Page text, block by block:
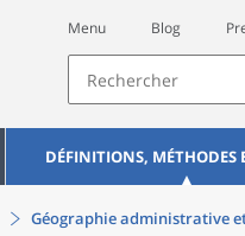
Menu Blog
DÉFINITIONS, MÉTHODES
Géographie administrative